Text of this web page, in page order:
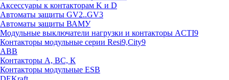
Аксессуары к контакторам K и D
Автоматы защиты GV2..GV3
Автоматы защиты ВАМУ
Модульные выключатели нагрузки и контакторы ACTI9
Контакторы модульные серии Resi9,City9
ABB
Контакторы А, ВС, К
Контакторы модульные ESB